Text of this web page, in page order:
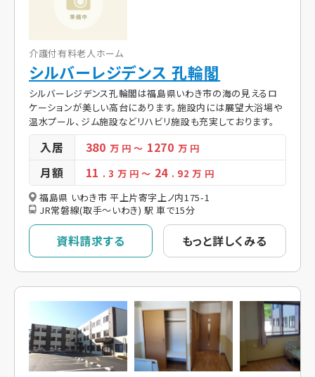
介護付有料老人ホーム
シルバーレジデンス 孔輪閣
シルバーレジデンス孔輪閣は福島県いわき市の海の見えるロ
ケーションが美しい高台にあります。施設内には展望大浴場や
温水プール、ジム施設などリハビリ施設も充実しております。
入居 380 万 円～ 1270 万 円
月額 11 . 3 万 円～ 24 . 92万 円
福島県 いわき市 平上片寄字上ノ内175-1
JR常磐線(取手～いわき) 駅 車で15分
資料請求する もっと詳しくみる